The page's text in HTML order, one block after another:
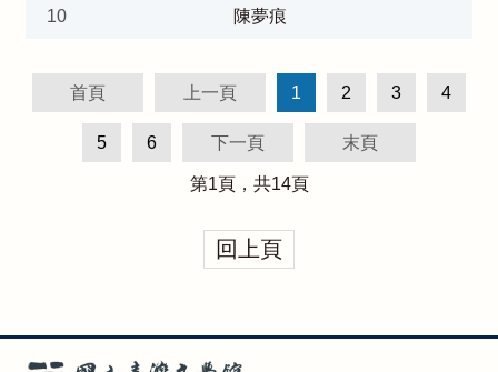
10 陳夢痕
首頁 上一頁 1 2 3 4
5 6 下一頁 末頁
第1頁，共14頁
回上頁